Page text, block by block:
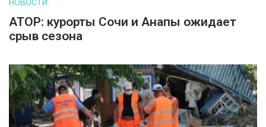
НОВОСТИ
АТОР: курорты Сочи и Анапы ожидает
срыв сезона